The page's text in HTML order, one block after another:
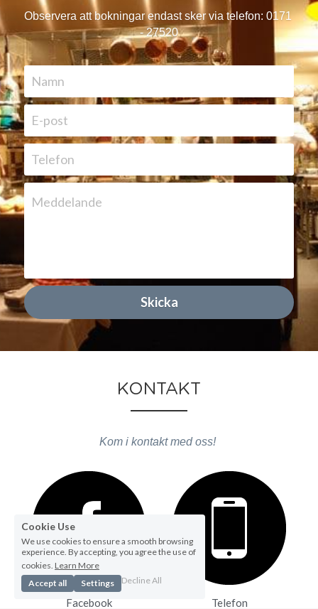
Observera att bokningar endast sker via telefon: 0171
- 27520
Namn
E-post
Telefon
Meddelande
Skicka
KONTAKT
Kom i kontakt med oss!
Facebook Telefon
Cookie Use
We use cookies to ensure a smooth browsing
experience. By accepting, you agree the use of
cookies. Learn More
Accept all
Settings Decline All